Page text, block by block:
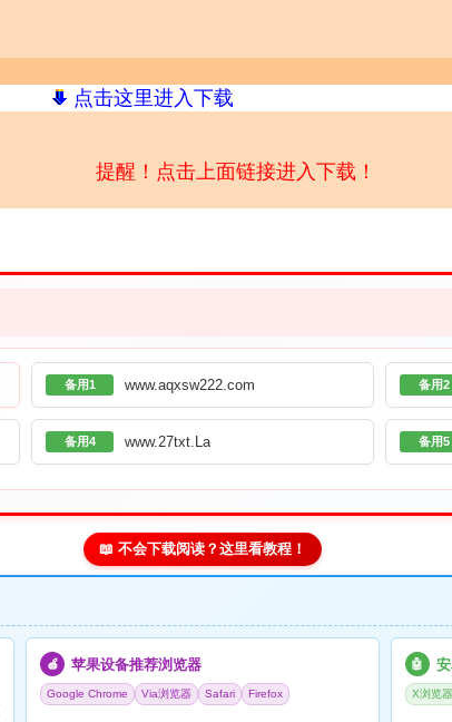
点击这里进入下载
提醒！点击上面链接进入下载！
备用1 www.aqxsw222.com 备用2
备用4 www.27txt.La 备用5
📖 不会下载阅读？这里看教程！
🍎 苹果设备推荐浏览器
Google Chrome Via浏览器 Safari Firefox
🤖
X浏览器